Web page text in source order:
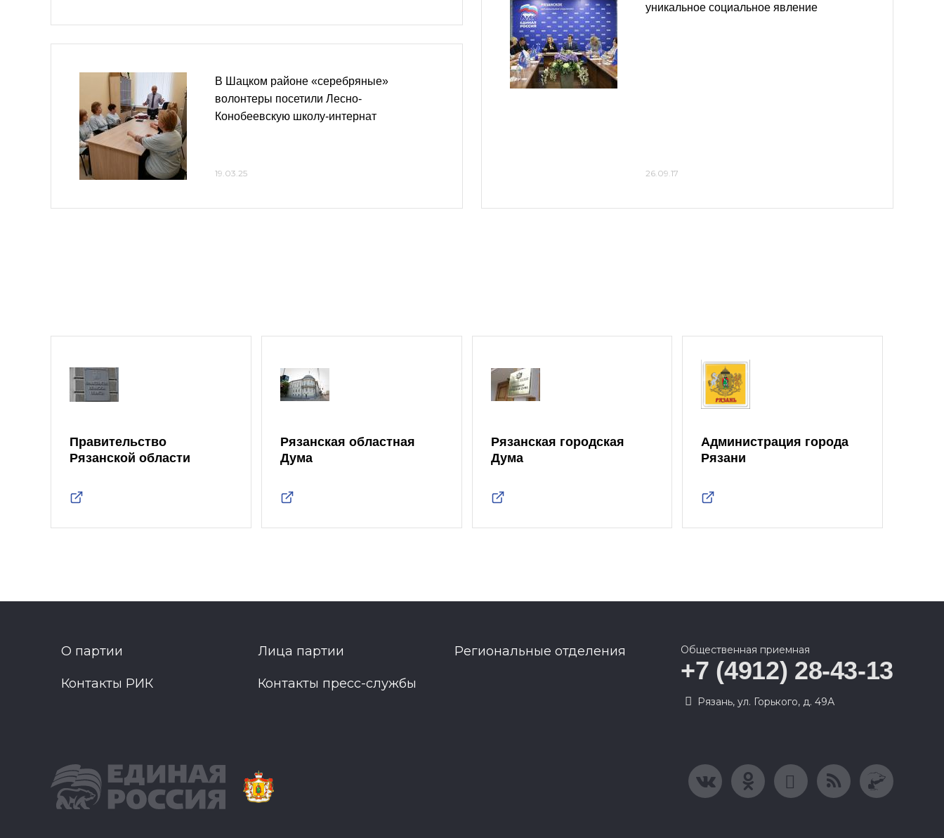
В Шацком районе «серебряные»
волонтеры посетили Лесно-
Конобеевскую школу-интернат
19.03.25
уникальное социальное явление
26.09.17
Правительство
Рязанской области
Рязанская областная
Дума
Рязанская городская
Дума
Администрация города
Рязани
О партии Лица партии Региональные отделения
Контакты РИК Контакты пресс-службы
Общественная приемная
+7 (4912) 28-43-13
Рязань, ул. Горького, д. 49А